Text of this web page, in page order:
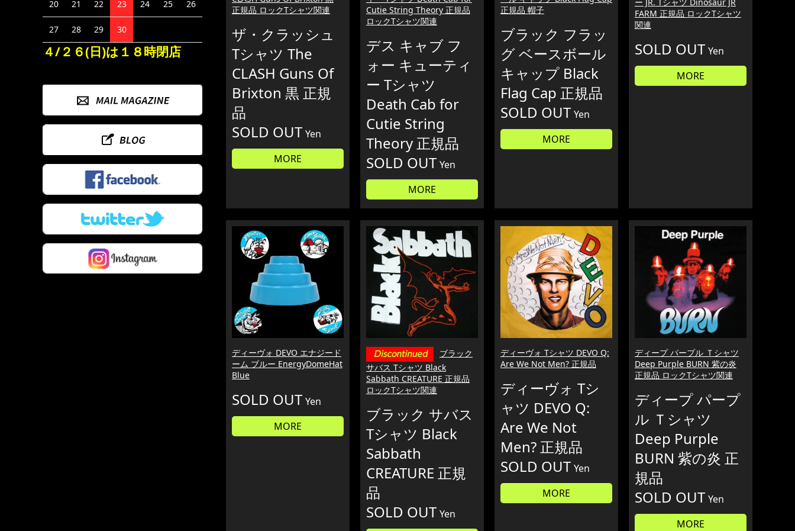
20 21 22 23 24 25 26
27 28 29 30
４/２６(日)は１８時閉店
正規品 ロックTシャツ関連
ザ・クラッシュ
Tシャツ The
CLASH Guns Of
Brixton 黒 正規
品
SOLD OUT Yen
MORE
Cutie String Theory 正規品
ロックTシャツ関連
デス キャブ フ
ォー キューティ
ー Tシャツ
Death Cab for
Cutie String
Theory 正規品
SOLD OUT Yen
MORE
正規品 帽子
ブラック フラッ
グ ベースボール
キャップ Black
Flag Cap 正規品
SOLD OUT Yen
MORE
FARM 正規品 ロックTシャツ
関連
SOLD OUT Yen
MORE
ディーヴォ DEVO エナジード
ーム ブルー EnergyDomeHat
Blue
SOLD OUT Yen
MORE
ブラック
サバス Tシャツ Black
Sabbath CREATURE 正規品
ロックTシャツ関連
ブラック サバス
Tシャツ Black
Sabbath
CREATURE 正規
品
SOLD OUT Yen
ディーヴォ Tシャツ DEVO Q:
Are We Not Men? 正規品
ディーヴォ Tシ
ャツ DEVO Q:
Are We Not
Men? 正規品
SOLD OUT Yen
MORE
ディープ パープル Ｔシャツ
Deep Purple BURN 紫の炎
正規品 ロックTシャツ関連
ディープ パープ
ル Ｔシャツ
Deep Purple
BURN 紫の炎 正
規品
SOLD OUT Yen
MORE